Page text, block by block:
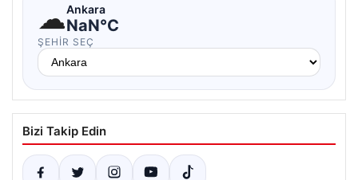
☁Ankara
NaN°C
ŞEHIR SEÇ
Bizi Takip Edin